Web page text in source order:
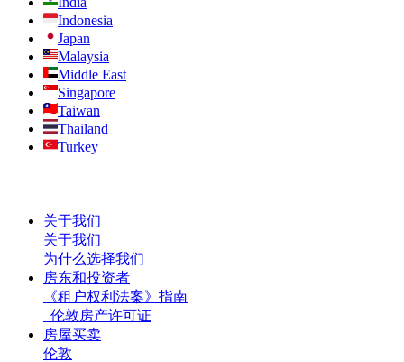
Indonesia
Japan
Malaysia
Middle East
Singapore
Taiwan
Thailand
Turkey
关于我们
关于我们
为什么选择我们
房东和投资者
《租户权利法案》指南
伦敦房产许可证
房屋买卖
伦敦